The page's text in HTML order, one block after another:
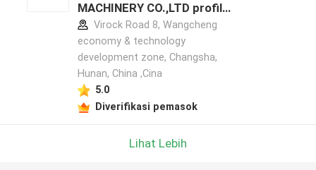
MACHINERY CO.,LTD profil
pabrikan
Virock Road 8, Wangcheng
economy & technology
development zone, Changsha,
Hunan, China ,Cina
5.0
Diverifikasi pemasok
Lihat Lebih